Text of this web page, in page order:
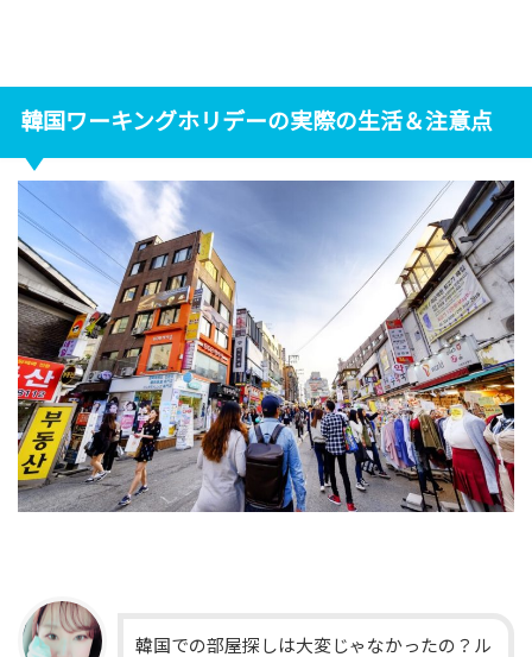
韓国ワーキングホリデーの実際の生活＆注意点
韓国での部屋探しは大変じゃなかったの？ル